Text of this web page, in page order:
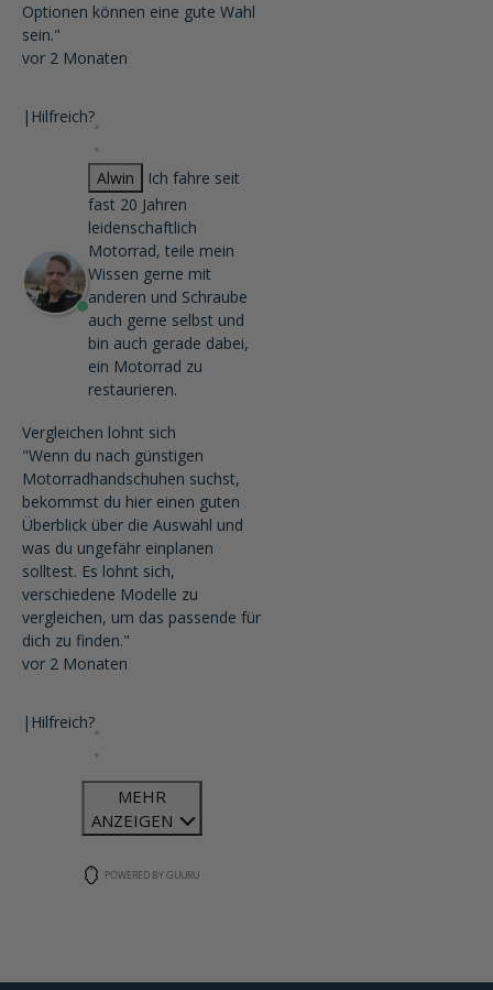
Optionen können eine gute Wahl
sein."
vor 2 Monaten
| Hilfreich?
Alwin
Ich fahre seit
fast 20 Jahren
leidenschaftlich
Motorrad, teile mein
Wissen gerne mit
anderen und Schraube
auch gerne selbst und
bin auch gerade dabei,
ein Motorrad zu
restaurieren.
Vergleichen lohnt sich
"Wenn du nach günstigen
Motorradhandschuhen suchst,
bekommst du hier einen guten
Überblick über die Auswahl und
was du ungefähr einplanen
solltest. Es lohnt sich,
verschiedene Modelle zu
vergleichen, um das passende für
dich zu finden."
vor 2 Monaten
| Hilfreich?
MEHR
ANZEIGEN
POWERED BY GUURU